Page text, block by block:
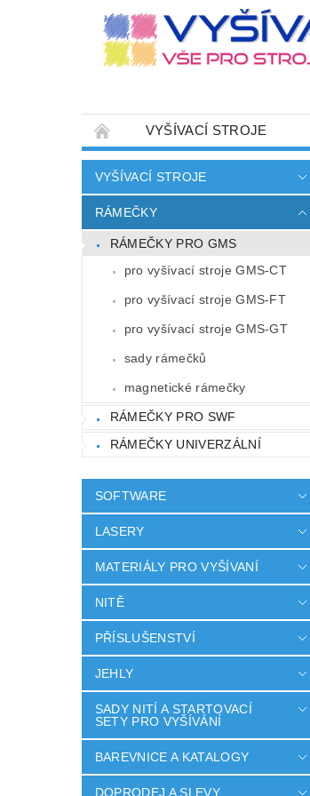
VYŠÍVACÍ STROJE
JEHLY SADY NITÍ A
HOT-FIX APLIKACE
CENÍK DOPRAVY (NÁKLADŮ
ZÁSADY OCHRANY OSOBNÍCH
VYŠÍVACÍ STROJE
RÁMEČKY
RÁMEČKY PRO GMS
pro vyšívací stroje GMS-CT
pro vyšívací stroje GMS-FT
pro vyšívací stroje GMS-GT
sady rámečků
magnetické rámečky
RÁMEČKY PRO SWF
RÁMEČKY UNIVERZÁLNÍ
SOFTWARE
LASERY
MATERIÁLY PRO VYŠÍVANÍ
NITĚ
PŘÍSLUŠENSTVÍ
JEHLY
SADY NITÍ A STARTOVACÍ
SETY PRO VYŠÍVÁNÍ
BAREVNICE A KATALOGY
DOPRODEJ A SLEVY